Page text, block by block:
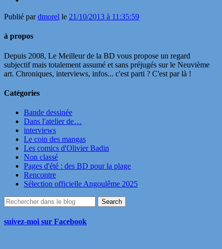
Publié pardmorel le 21/10/2013 à 11:35:59
à propos
Depuis 2008, Le Meilleur de la BD vous propose un regard
subjectif mais totalement assumé et sans préjugés sur le Neuvième
art. Chroniques, interviews, infos... c'est parti ? C'est par là !
Catégories
Bande dessinée
Dans l'atelier de…
interviews
Le coin des mangas
Les comics d'Olivier Badin
Non classé
Pages d'été : des BD pour la plage
Rencontre
Sélection officielle Angoulême 2025
suivez-moi sur Facebook